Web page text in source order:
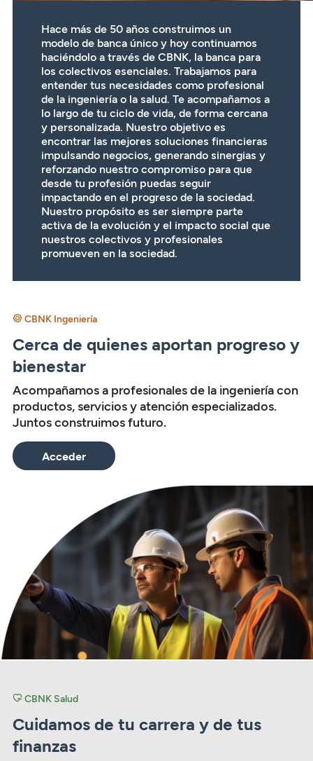
Seguros
Servicios
Tarjetas
Seguros
Servicios
Expatriados
Tarjetas
Seguros
Servicios
ES
Hace más de 50 años construimos un
modelo de banca único y hoy continuamos
haciéndolo a través de CBNK, la banca para
los colectivos esenciales. Trabajamos para
entender tus necesidades como profesional
de la ingeniería o la salud. Te acompañamos a
lo largo de tu ciclo de vida, de forma cercana
y personalizada. Nuestro objetivo es
encontrar las mejores soluciones financieras
impulsando negocios, generando sinergias y
reforzando nuestro compromiso para que
desde tu profesión puedas seguir
impactando en el progreso de la sociedad.
Nuestro propósito es ser siempre parte
activa de la evolución y el impacto social que
nuestros colectivos y profesionales
promueven en la sociedad.
CBNK Ingeniería
Cerca de quienes aportan progreso y
bienestar
Acompañamos a profesionales de la ingeniería con
productos, servicios y atención especializados.
Juntos construimos futuro.
Acceder
CBNK Salud
Cuidamos de tu carrera y de tus
finanzas